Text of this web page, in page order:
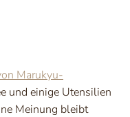
Marukyu-
und einige Utensilien
Meinung bleibt